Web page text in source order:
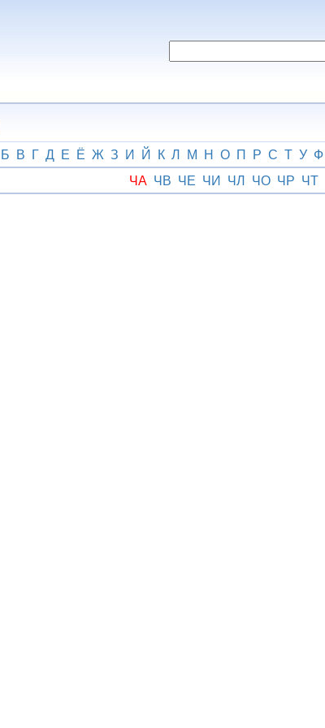
Б В Г Д Е Ё Ж З И Й К Л М Н О П Р С Т У Ф
ЧА ЧВ ЧЕ ЧИ ЧЛ ЧО ЧР ЧТ